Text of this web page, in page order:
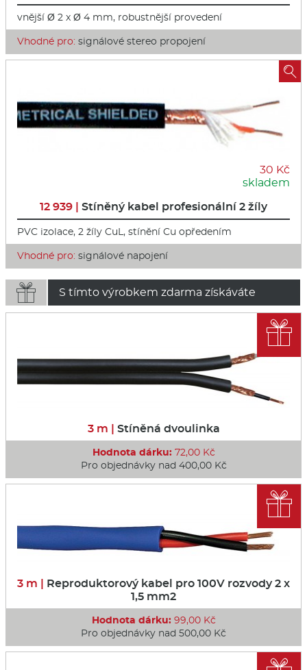
vnější Ø 2 x Ø 4 mm, robustnější provedení
Vhodné pro: signálové stereo propojení
30 Kč
skladem
12 939 | Stíněný kabel profesionální 2 žíly
PVC izolace, 2 žíly CuL, stínění Cu opředením
Vhodné pro: signálové napojení

 S tímto výrobkem zdarma získáváte
3 m | Stíněná dvoulinka
Hodnota dárku:72,00 Kč
Pro objednávky nad 400,00 Kč

3 m | Reproduktorový kabel pro 100V rozvody 2 x
1,5 mm2
Hodnota dárku:99,00 Kč
Pro objednávky nad 500,00 Kč
